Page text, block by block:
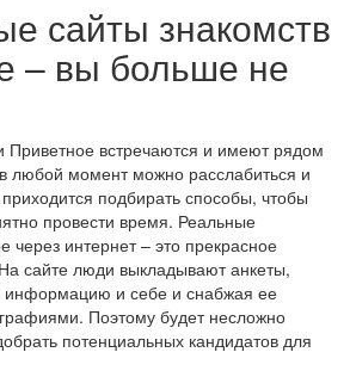
сайты знакомств
– вы больше не
Приветное встречаются и имеют рядом
любой момент можно расслабиться и
подбирать способы, чтобы
провести время. Реальные
через интернет – это прекрасное
сайте люди выкладывают анкеты,
информацию и себе и снабжая ее
Поэтому будет несложно
потенциальных кандидатов для